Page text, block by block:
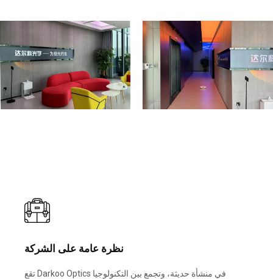
نظرة عامة على الشركة
تقع Darkoo Optics في منشأة حديثة، وتجمع بين التكنولوجيا